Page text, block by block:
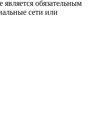
обязательным
сети или